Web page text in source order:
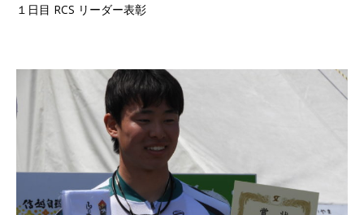
１日目 RCS リーダー表彰